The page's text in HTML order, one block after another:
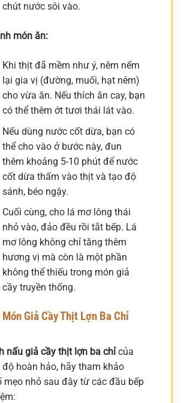
chút nước sôi vào.
món ăn:
Khi thịt đã mềm như ý, nêm nếm
lại gia vị (đường, muối, hạt nêm)
cho vừa ăn. Nếu thích ăn cay, bạn
có thể thêm ớt tươi thái lát vào.
Nếu dùng nước cốt dừa, bạn có
thể cho vào ở bước này, đun
thêm khoảng 5-10 phút để nước
cốt dừa thấm vào thịt và tạo độ
sánh, béo ngậy.
Cuối cùng, cho lá mơ lông thái
nhỏ vào, đảo đều rồi tắt bếp. Lá
mơ lông không chỉ tăng thêm
hương vị mà còn là một phần
không thể thiếu trong món giả
cầy truyền thống.
Giả Cầy Thịt Lợn Ba Chỉ
nấu giả cầy thịt lợn ba chỉcủa
hoàn hảo, hãy tham khảo
mẹo nhỏ sau đây từ các đầu bếp